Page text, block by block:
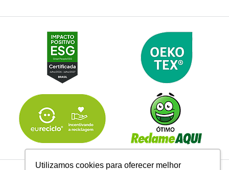
Utilizamos cookies para oferecer melhor